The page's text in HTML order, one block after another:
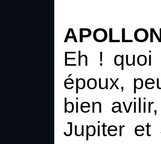
Eh ! quoi
époux,
bien
Jupiter et